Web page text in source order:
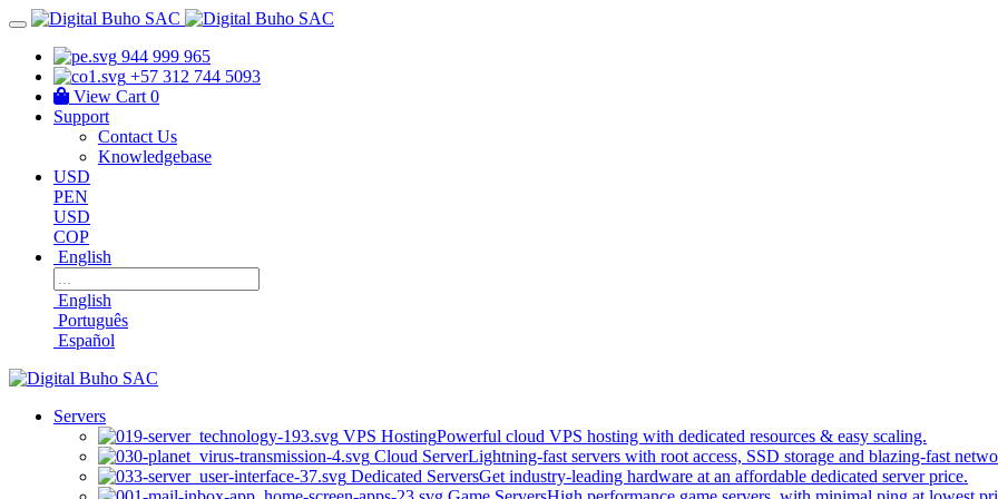
944 999 965
+57 312 744 5093
View Cart 0
Support
Contact Us
Knowledgebase
USD
PEN
USD
COP
English
English
Português
Español
Servers
VPS HostingPowerful cloud VPS hosting with dedicated resources & easy scaling.
Cloud ServerLightning-fast servers with root access, SSD storage and blazing-fast
Dedicated ServersGet industry-leading hardware at an affordable dedicated server price.